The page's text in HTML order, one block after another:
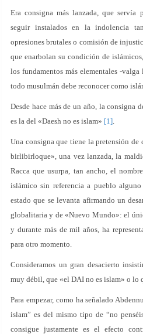
Era consigna más lanzada, que servía
seguir instalados en la indolencia
opresiones brutales o comisión de
que enarbolan su condición de
los fundamentos más elementales -
todo musulmán debe reconocer como
Desde hace más de un año, la consigna
es la del «Daesh no es islam» [1].
Una consigna que tiene la pretensión de
birlibirloque», una vez lanzada, la
Racca que usurpa, tan ancho, el
islámico sin referencia a pueblo
estado que se levanta afirmando un
globalitaria y de «Nuevo Mundo»: el
y durante más de mil años, ha
para otro momento.
Consideramos un gran desacierto
muy débil, que «el DAI no es islam» o lo
Para empezar, como ha señalado
islam” es del mismo tipo de “no
consigue justamente es el efecto